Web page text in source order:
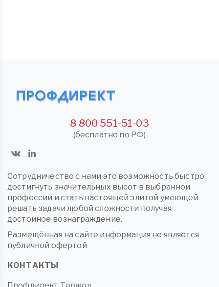
8 800 551-51-03
(бесплатно по РФ)
Сотрудничество с нами это возможность быстро
достигнуть значительных высот в выбранной
профессии и стать настоящей элитой умеющей
решать задачи любой сложности получая
достойное вознаграждение.
Размещённая на сайте информация не является
публичной офертой
КОНТАКТЫ